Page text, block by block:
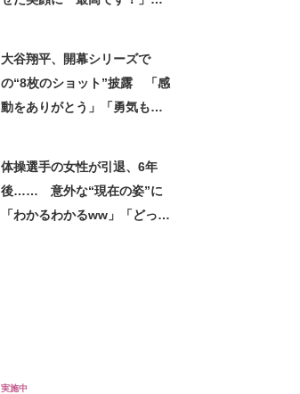
大谷翔平、開幕シリーズで
の“8枚のショット”披露 「感
動をありがとう」「勇気もら
体操選手の女性が引退、6年
後…… 意外な“現在の姿”に
「わかるわかるww」「どっち
実施中